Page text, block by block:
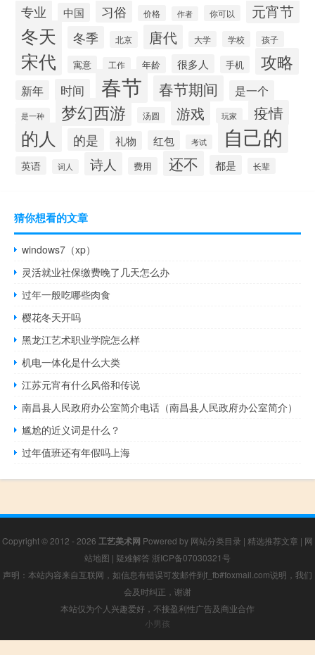
专业 中国 习俗 价格 作者 你可以 元宵节
冬天 冬季 北京 唐代 大学 学校 孩子
宋代 寓意 工作 年龄 很多人 手机 攻略
新年 时间 春节 春节期间 是一个
是一种 梦幻西游 汤圆 游戏 玩家 疫情
的人 的是 礼物 红包 考试 自己的
英语 词人 诗人 费用 还不 都是 长辈
猜你想看的文章
windows7（xp）
灵活就业社保缴费晚了几天怎么办
过年一般吃哪些肉食
樱花冬天开吗
黑龙江艺术职业学院怎么样
机电一体化是什么大类
江苏元宵有什么风俗和传说
南昌县人民政府办公室简介电话（南昌县人民政府办公室简介）
尴尬的近义词是什么？
过年值班还有年假吗上海
Copyright © 2012 - 2026 工艺美术网 Powered by 网站分类目录 | 精选推荐文章 | 网
站地图 | 疑难解答 浙ICP备07030321号
声明：本站内容来自互联网，如信息有错误可发邮件到f_fb#foxmail.com说明，我们
会及时纠正，谢谢
本站仅为个人兴趣爱好，不接盈利性广告及商业合作
小男孩